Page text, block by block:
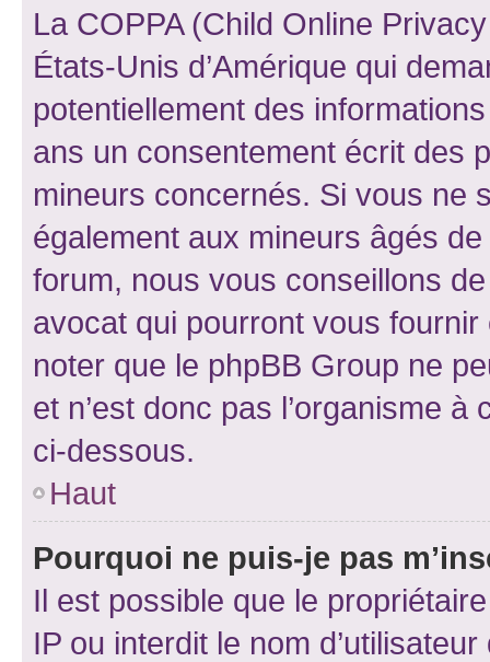
La COPPA (Child Online
États-Unis d’Amérique qui
potentiellement des
ans un consentement écrit des
mineurs concernés. Si vous ne
également aux mineurs âgés
forum, nous vous conseillons
avocat qui pourront vous
noter que le phpBB Group ne
et n’est donc pas l’organisme
ci-dessous.
Haut
Pourquoi ne puis-je pas
Il est possible que le
IP ou interdit le nom